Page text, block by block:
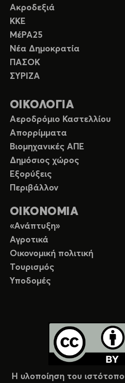
Ακροδεξιά
ΚΚΕ
ΜέΡΑ25
Νέα Δημοκρατία
ΠΑΣΟΚ
ΣΥΡΙΖΑ
ΟΙΚΟΛΟΓΙΑ
Αεροδρόμιο Καστελλίου
Απορρίμματα
Βιομηχανικές ΑΠΕ
Δημόσιος χώρος
Εξορύξεις
Περιβάλλον
ΟΙΚΟΝΟΜΙΑ
«Ανάπτυξη»
Αγροτικά
Οικονομική πολιτική
Τουρισμός
Υποδομές
Η υλοποίηση του